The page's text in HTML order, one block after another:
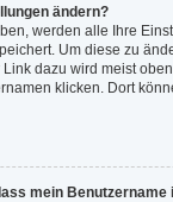
ändern?
werden alle Ihre
Um diese zu
Link dazu wird meist
klicken. Dort
mein Benutzername